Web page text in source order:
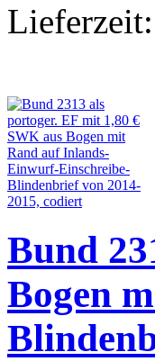
Lieferzeit:
Bund
Bogen